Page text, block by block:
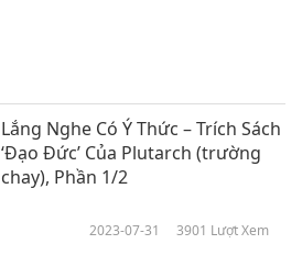
2024-04-09 4853Lượt Xem
Cùng Nhau Cứu Sinh Mạng,
Nhiều Phần
Lắng Nghe Có Ý Thức – Trích Sách
‘Đạo Đức’ Của Plutarch (trường
chay), Phần 1/2
2023-07-31 3901 Lượt Xem